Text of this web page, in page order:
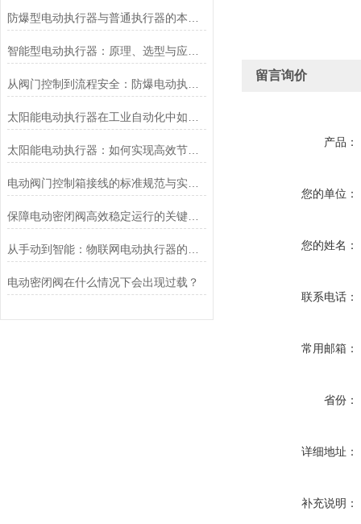
太阳能电动执行器：如何实现高效节能的自动化控制？
保障电动密闭阀高效稳定运行的关键举措
电动密闭阀在什么情况下会出现过载？
留言询价
产品：
您的单位：
您的姓名：
联系电话：
常用邮箱：
省份：
详细地址：
补充说明：